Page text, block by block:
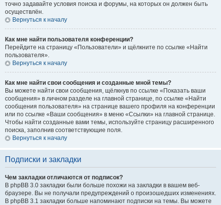
точно задавайте условия поиска и форумы, на которых он должен быть
осуществлён.
Вернуться к началу
Как мне найти пользователя конференции?
Перейдите на страницу «Пользователи» и щёлкните по ссылке «Найти
пользователя».
Вернуться к началу
Как мне найти свои сообщения и созданные мной темы?
Вы можете найти свои сообщения, щёлкнув по ссылке «Показать ваши
сообщения» в личном разделе на главной странице, по ссылке «Найти
сообщения пользователя» на странице вашего профиля на конференции
или по ссылке «Ваши сообщения» в меню «Ссылки» на главной странице.
Чтобы найти созданные вами темы, используйте страницу расширенного
поиска, заполнив соответствующие поля.
Вернуться к началу
Подписки и закладки
Чем закладки отличаются от подписок?
В phpBB 3.0 закладки были больше похожи на закладки в вашем веб-
браузере. Вы не получали предупреждений о произошедших изменениях.
В phpBB 3.1 закладки больше напоминают подписки на темы. Вы можете